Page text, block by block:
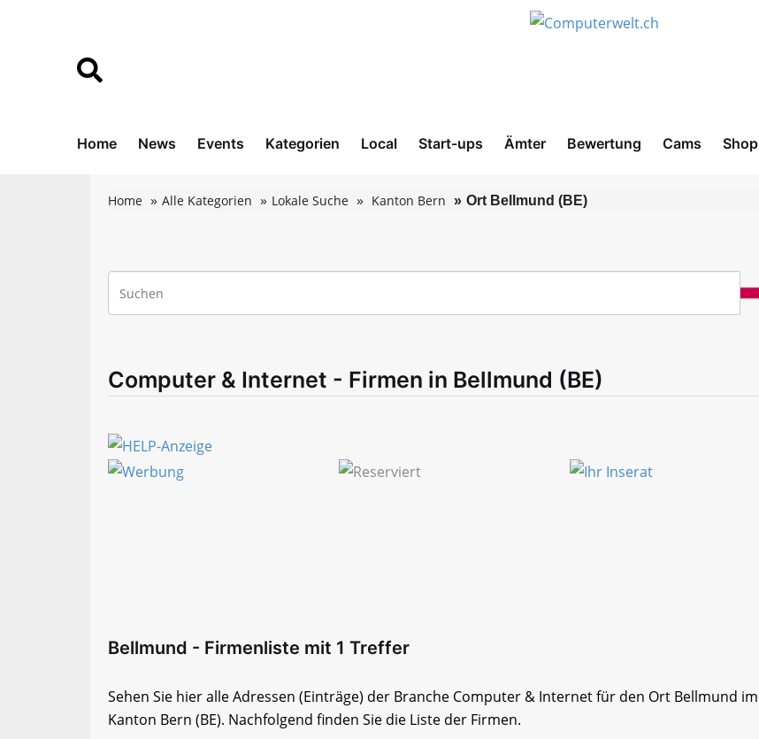
Home News Events Kategorien Local Start-ups Ämter Bewertung Cams Shop
Home Alle Kategorien Lokale Suche Kanton Bern Ort Bellmund (BE)
Computer & Internet - Firmen in Bellmund (BE)
Bellmund - Firmenliste mit 1 Treffer
Sehen Sie hier alle Adressen (Einträge) der Branche Computer & Internet für den Ort Bellmund im
Kanton Bern (BE). Nachfolgend finden Sie die Liste der Firmen.